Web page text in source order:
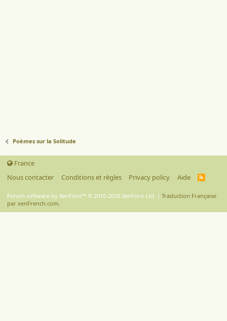
Poèmes sur la Solitude
France
Nous contacter
Conditions et règles Privacy policy Aide
R
Forum software by XenForo™ © 2010-2018 XenForo Ltd. | Traduction Française
par xenFrench.com.